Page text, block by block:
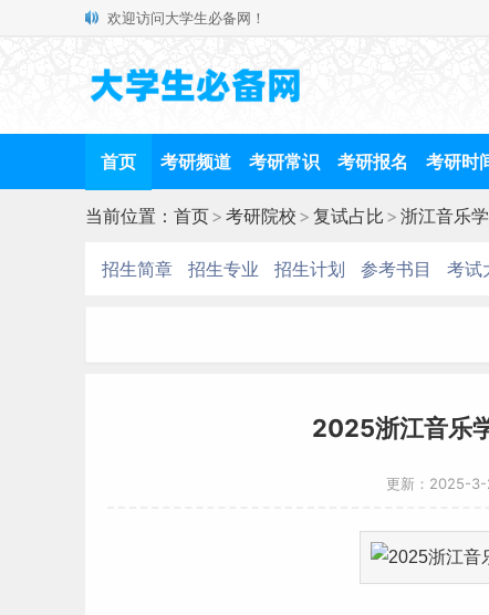
欢迎访问大学生必备网！
首页 考研频道 考研常识 考研报名 考研时
当前位置： 首页> 考研院校 > 复试占比 > 浙江音乐
招生简章 招生专业 招生计划 参考书目 考试
2025浙江音乐
更新：2025-